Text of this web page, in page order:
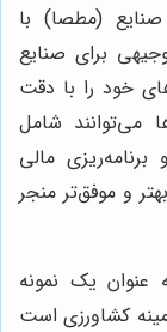
(مطصا) با
برای صنایع
خود را با دقت
می‌توانند شامل
برنامه‌ریزی مالی
و موفق‌تر منجر
عنوان یک نمونه
کشاورزی است